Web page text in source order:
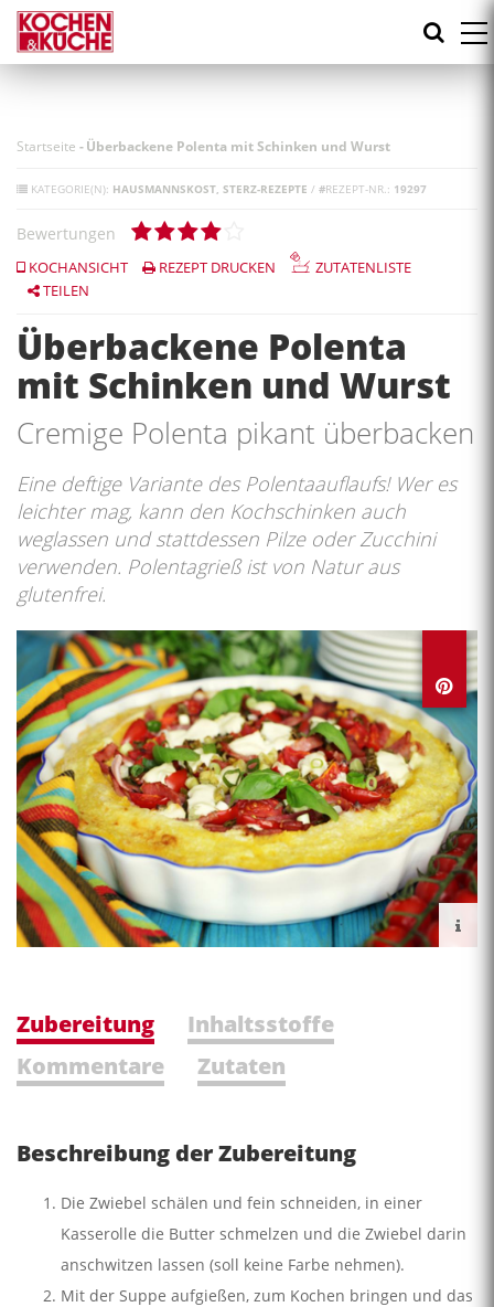
Direkt
zum
Inhalt
Startseite -Überbackene Polenta mit Schinken und Wurst
KATEGORIE(N): HAUSMANNSKOST STERZ-REZEPTE / #REZEPT-NR.: 19297
Bewertungen
KOCHANSICHT REZEPT DRUCKEN
ZUTATENLISTE
TEILEN
Überbackene Polenta
mit Schinken und Wurst
Cremige Polenta pikant überbacken
Eine deftige Variante des Polentaauflaufs! Wer es
leichter mag, kann den Kochschinken auch
weglassen und stattdessen Pilze oder Zucchini
verwenden. Polentagrieß ist von Natur aus
glutenfrei.
Zubereitung
Inhaltsstoffe
Kommentare
Zutaten
Beschreibung der Zubereitung
Die Zwiebel schälen und fein schneiden, in einer
Kasserolle die Butter schmelzen und die Zwiebel darin
anschwitzen lassen (soll keine Farbe nehmen).
Mit der Suppe aufgießen, zum Kochen bringen und das